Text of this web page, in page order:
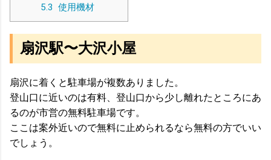
5.3 使用機材
扇沢駅〜大沢小屋
扇沢に着くと駐車場が複数ありました。
登山口に近いのは有料、登山口から少し離れたところにあ
るのが市営の無料駐車場です。
ここは案外近いので無料に止められるなら無料の方でいい
でしょう。